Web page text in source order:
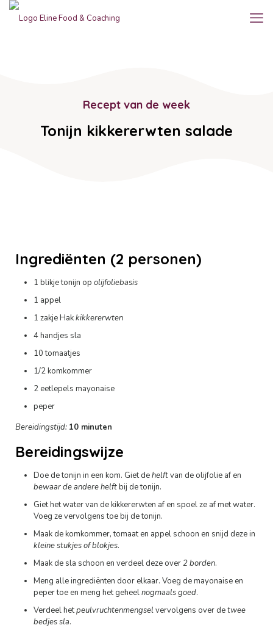
Recept van de week
Tonijn kikkererwten salade
Ingrediënten (2 personen)
1 blikje tonijn op olijfoliebasis
1 appel
1 zakje Hakkikkererwten
4 handjes sla
10 tomaatjes
1/2 komkommer
2 eetlepels mayonaise
peper
Bereidingstijd: 10 minuten
Bereidingswijze
Doe de tonijn in een kom. Giet dehelftvan de olijfolie af en
bewaar de andere helftbij de tonijn.
Giet het water van de kikkererwten af en spoel ze af met water.
Voeg ze vervolgens toe bij de tonijn.
Maak de komkommer, tomaat en appel schoon en snijd deze in
kleine stukjes of blokjes.
Maak de sla schoon en verdeel deze over2 borden.
Meng alle ingrediënten door elkaar. Voeg de mayonaise en
peper toe en meng het geheelnogmaals goed.
Verdeel hetpeulvruchtenmengselvervolgens over detwee
bedjes sla.